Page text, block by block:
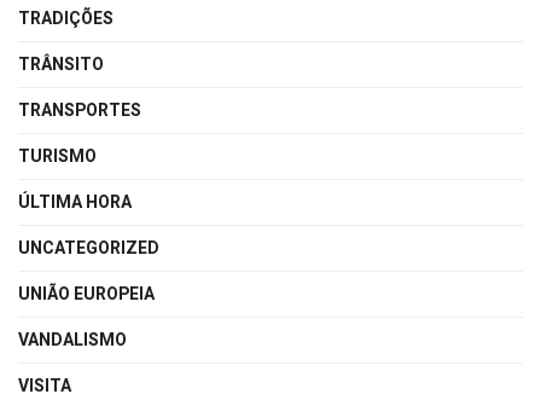
TRADIÇÕES
TRÂNSITO
TRANSPORTES
TURISMO
ÚLTIMA HORA
UNCATEGORIZED
UNIÃO EUROPEIA
VANDALISMO
VISITA